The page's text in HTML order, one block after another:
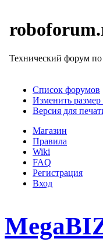
Технический форум по
Список форумов
Изменить
Версия для
Магазин
Правила
Wiki
FAQ
Регистрация
Вход